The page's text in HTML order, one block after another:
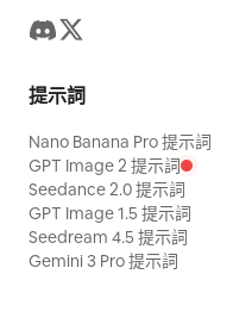
提示詞
Nano Banana Pro 提示詞
GPT Image 2 提示詞
Seedance 2.0 提示詞
GPT Image 1.5 提示詞
Seedream 4.5 提示詞
Gemini 3 Pro 提示詞